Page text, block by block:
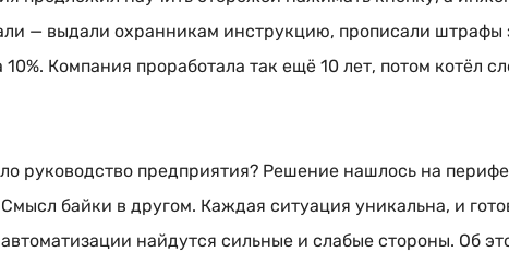
— выдали охранникам инструкцию, прописали штрафы
Компания проработала так ещё 10 лет, потом котёл
руководство предприятия? Решение нашлось на
байки в другом. Каждая ситуация уникальна, и
найдутся сильные и слабые стороны. Об